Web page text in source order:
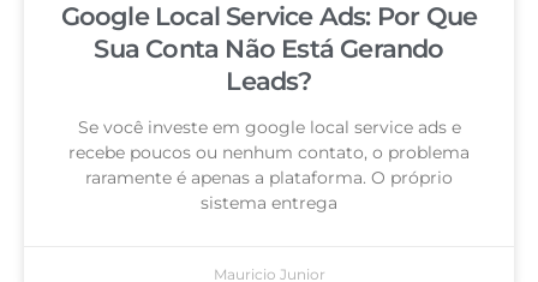
Google Local Service Ads: Por Que
Sua Conta Não Está Gerando
Leads?
Se você investe em google local service ads e
recebe poucos ou nenhum contato, o problema
raramente é apenas a plataforma. O próprio
sistema entrega
Mauricio Junior